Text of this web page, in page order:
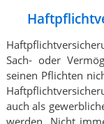
Sach- oder
seinen Pflichten
auch als